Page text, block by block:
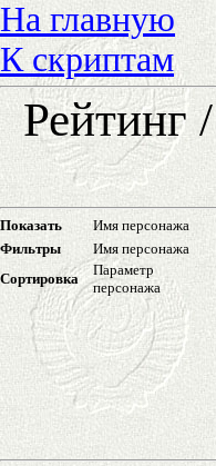
На главную
К скриптам
Рейтинг
Показать
Имя персонажа
Фильтры
Имя персонажа
Сортировка
Параметр
персонажа